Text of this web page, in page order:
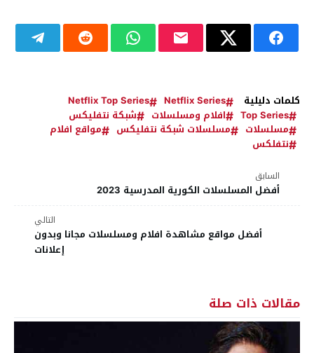
كلمات دليلية Netflix Series
Netflix Top Series
Top Series
افلام ومسلسلات
شبكة نتفلیکس
مسلسلات
مسلسلات شبكة نتفليكس
مواقع افلام
نتفلكس
السابق
أفضل المسلسلات الكورية المدرسية 2023
التالي
أفضل مواقع مشاهدة افلام ومسلسلات مجانا وبدون
إعلانات
مقالات ذات صلة